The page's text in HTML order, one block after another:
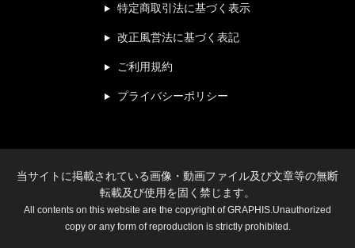
特定商取引法に基づく表示
改正風営法に基づく表記
ご利用規約
プライバシーポリシー
当サイトに掲載されている画像・動画ファイル及び文章等の無断
転載及び使用を固く禁じます。
All contents on this website are the copyright of GRAPHIS.Unauthorized
copy or any form of reproduction is strictly prohibited.